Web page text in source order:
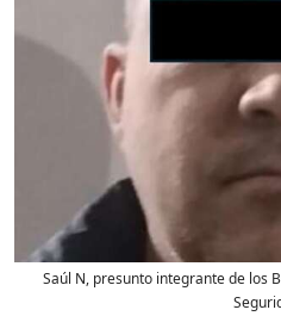
Saúl N, presunto integrante de los